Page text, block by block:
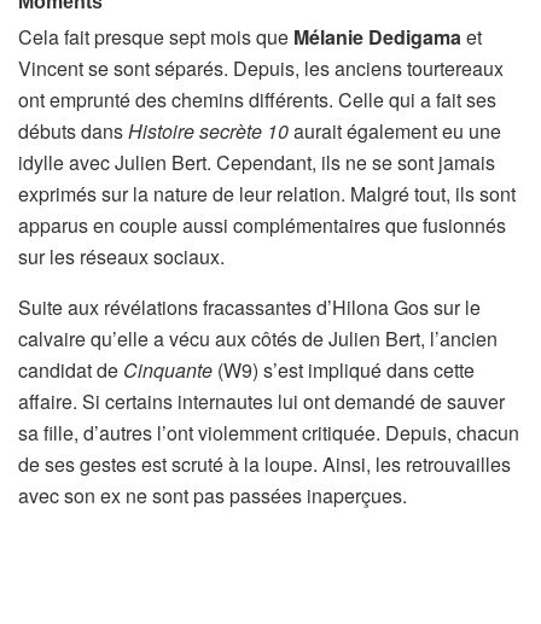
Cela fait presque sept mois que Mélanie Dedigamaet
Vincent se sont séparés. Depuis, les anciens tourtereaux
ont emprunté des chemins différents. Celle qui a fait ses
débuts dansHistoire secrète 10aurait également eu une
idylle avec Julien Bert. Cependant, ils ne se sont jamais
exprimés sur la nature de leur relation. Malgré tout, ils sont
apparus en couple aussi complémentaires que fusionnés
sur les réseaux sociaux.
Suite aux révélations fracassantes d’Hilona Gos sur le
calvaire qu’elle a vécu aux côtés de Julien Bert, l’ancien
candidat de Cinquante (W9) s’est impliqué dans cette
affaire. Si certains internautes lui ont demandé de sauver
sa fille, d’autres l’ont violemment critiquée. Depuis, chacun
de ses gestes est scruté à la loupe. Ainsi, les retrouvailles
avec son ex ne sont pas passées inaperçues.